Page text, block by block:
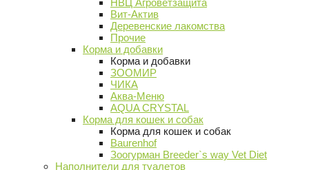
НВЦ Агроветзащита
Вит-Актив
Деревенские лакомства
Прочие
Корма и добавки
Корма и добавки
ЗООМИР
ЧИКА
Аква-Меню
AQUA CRYSTAL
Корма для кошек и собак
Корма для кошек и собак
Baurenhof
Зоогурман Breeder`s way Vet Diet
Наполнители для туалетов